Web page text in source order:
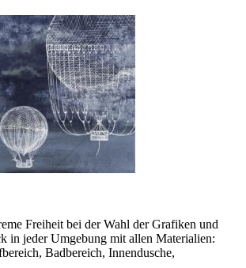
Freiheit bei der Wahl der Grafiken und
in jeder Umgebung mit allen Materialien:
Badbereich, Innendusche,